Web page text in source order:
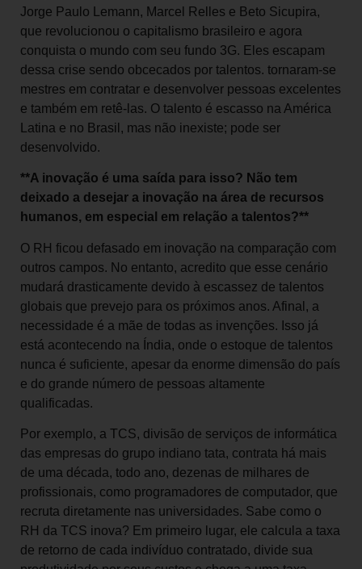
Jorge Paulo Lemann, Marcel Relles e Beto Sicupira,
que revolucionou o capitalismo brasileiro e agora
conquista o mundo com seu fundo 3G. Eles escapam
dessa crise sendo obcecados por talentos. tornaram-se
mestres em contratar e desenvolver pessoas excelentes
e também em retê-las. O talento é escasso na América
Latina e no Brasil, mas não inexiste; pode ser
desenvolvido.
**A inovação é uma saída para isso? Não tem
deixado a desejar a inovação na área de recursos
humanos, em especial em relação a talentos?**
O RH ficou defasado em inovação na comparação com
outros campos. No entanto, acredito que esse cenário
mudará drasticamente devido à escassez de talentos
globais que prevejo para os próximos anos. Afinal, a
necessidade é a mãe de todas as invenções. Isso já
está acontecendo na Índia, onde o estoque de talentos
nunca é suficiente, apesar da enorme dimensão do país
e do grande número de pessoas altamente
qualificadas.
Por exemplo, a TCS, divisão de serviços de informática
das empresas do grupo indiano tata, contrata há mais
de uma década, todo ano, dezenas de milhares de
profissionais, como programadores de computador, que
recruta diretamente nas universidades. Sabe como o
RH da TCS inova? Em primeiro lugar, ele calcula a taxa
de retorno de cada indivíduo contratado, divide sua